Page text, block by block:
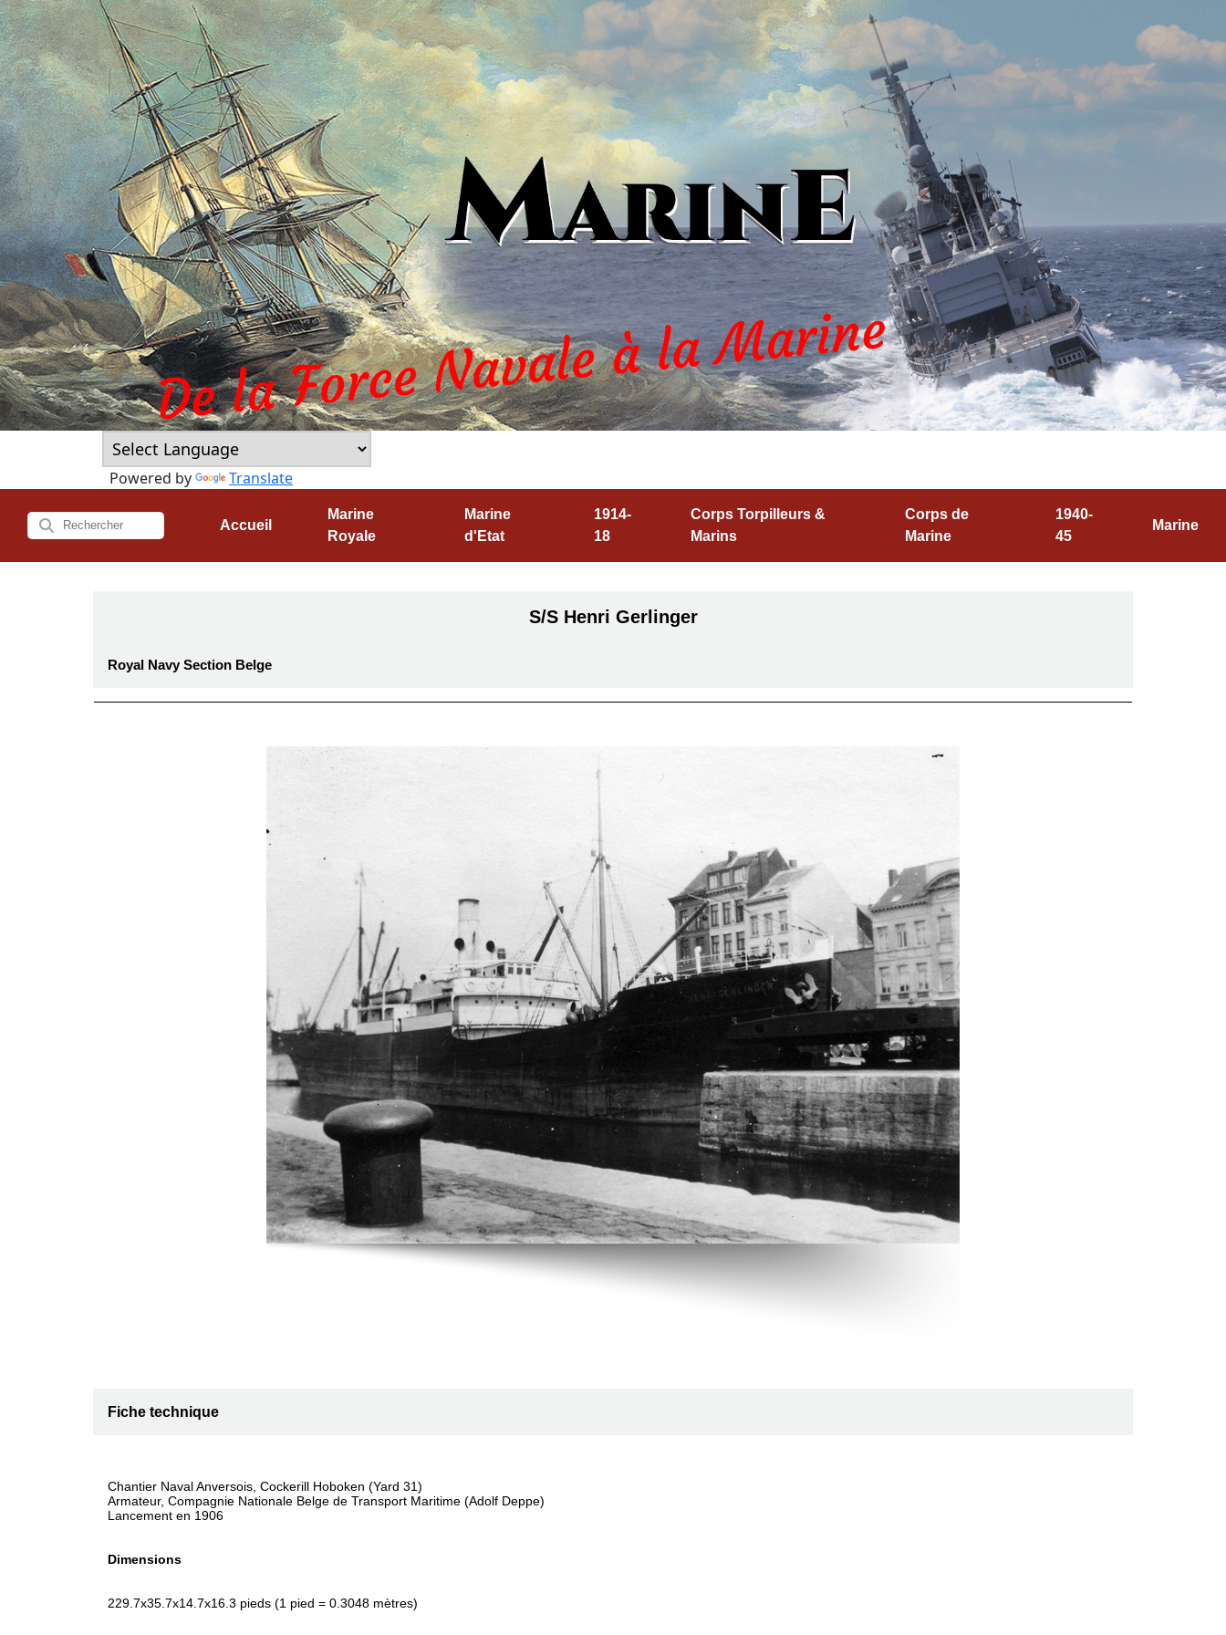
Powered by Translate
Accueil
Marine
Royale
Marine
d'Etat
1914-
18
Corps Torpilleurs &
Marins
Corps de
Marine
1940-
45
Marine
S/S Henri Gerlinger
Royal Navy Section Belge
Fiche technique
Chantier Naval Anversois, Cockerill Hoboken (Yard 31)
Armateur, Compagnie Nationale Belge de Transport Maritime (Adolf Deppe)
Lancement en 1906
Dimensions
229.7x35.7x14.7x16.3 pieds (1 pied = 0.3048 mètres)